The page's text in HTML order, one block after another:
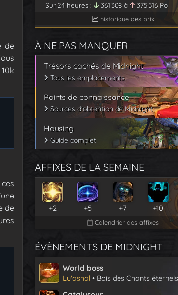
de
de
Sur 24 heures :
361 308 à 375 516 Po
historique des prix
À NE PAS MANQUER
Trésors cachés de Midnight
Tous les emplacements
Points de connaissance
Sources d'obtention de Midnight
Housing
Guide complet
AFFIXES DE LA SEMAINE
+2 +5 +7 +10
Calendrier des affixes
ÉVÈNEMENTS DE MIDNIGHT
World boss
Lu'ashal • Bois des Chants éternels